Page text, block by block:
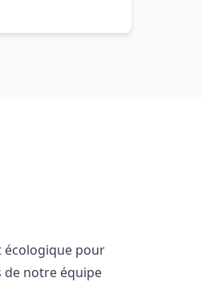
écologique pour
de notre équipe